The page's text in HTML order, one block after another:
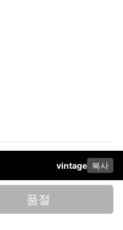
vintage 복사
품절
방침사업자 정보다운로드